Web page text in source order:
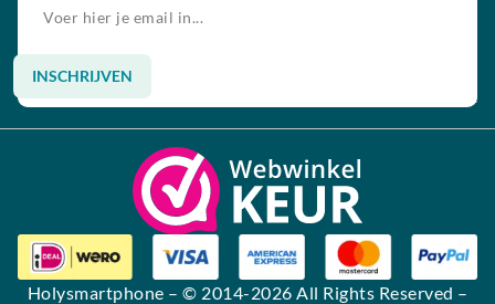
INSCHRIJVEN
Alternative:
Holysmartphone – © 2014-2026 All Rights Reserved –